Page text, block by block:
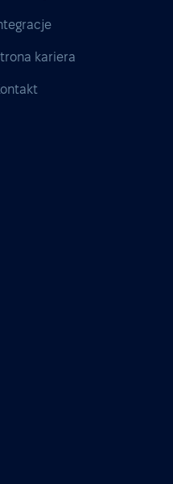
kariera